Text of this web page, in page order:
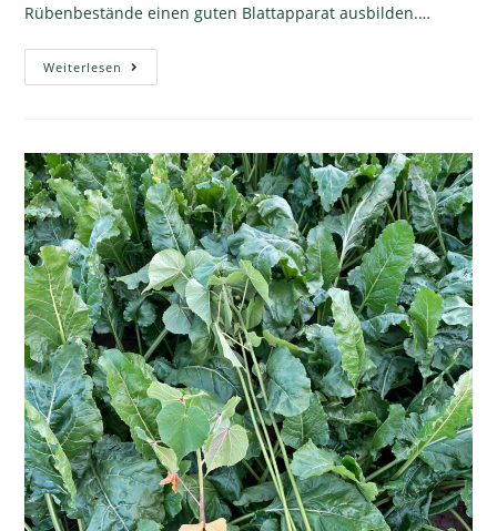
Rübenbestände einen guten Blattapparat ausbilden.…
Weiterlesen